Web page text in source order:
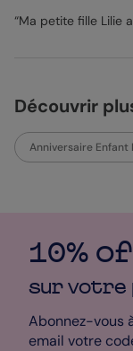
Mathilde – Pop
“Ma petite fille Lilie
Découvrir
Anniversaire Enfant
10%
sur votre
Abonnez-vous
email votre